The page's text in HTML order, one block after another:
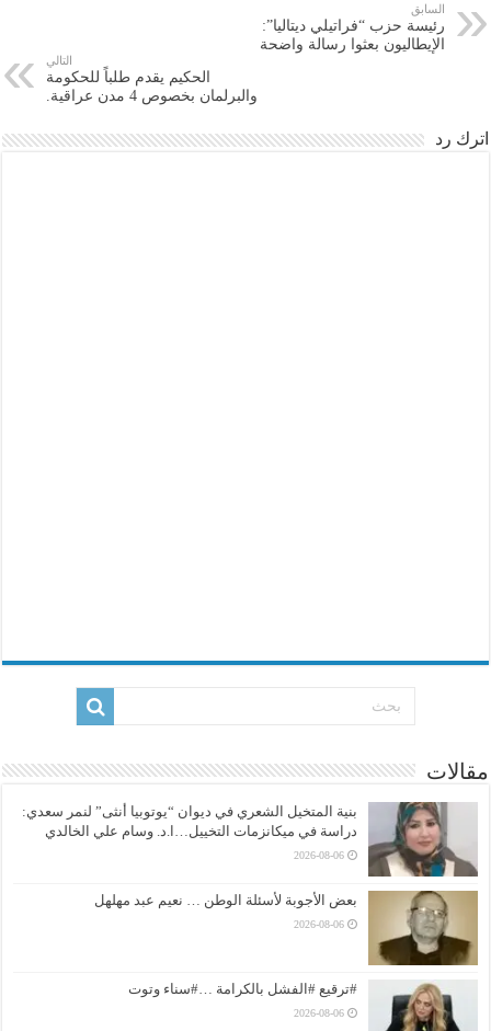
السابق
رئيسة حزب “فراتيلي ديتاليا”:
الإيطاليون بعثوا رسالة واضحة
التالي
الحكيم يقدم طلباً للحكومة
والبرلمان بخصوص 4 مدن عراقية.
اترك رد
مقالات
بنية المتخيل الشعري في ديوان “يوتوبيا أنثى” لنمر سعدي:
دراسة في ميكانزمات التخييل…ا.د. وسام علي الخالدي
2026-08-06
بعض الأجوبة لأسئلة الوطن … نعيم عبد مهلهل
2026-08-06
#ترقيع #الفشل بالكرامة …#سناء وتوت
2026-08-06